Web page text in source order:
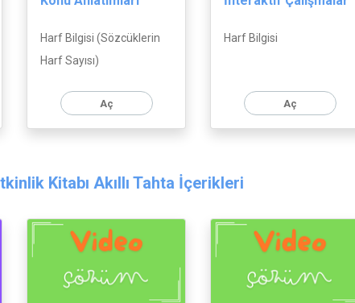
Harf Bilgisi (Sözcüklerin
Harf Sayısı)
Aç
Harf Bilgisi
Aç
Kitabı Akıllı Tahta İçerikleri